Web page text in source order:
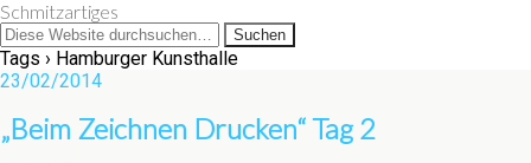
Schmitzartiges
Tags › Hamburger Kunsthalle
23/02/2014
„Beim Zeichnen Drucken“ Tag 2